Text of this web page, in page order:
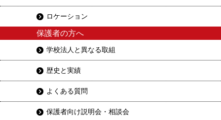
ロケーション
保護者の方へ
学校法人と異なる取組
歴史と実績
よくある質問
保護者向け説明会・相談会